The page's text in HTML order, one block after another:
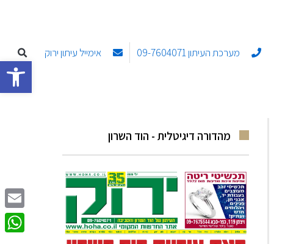
פתח מערכת העיתון 09-7604071 אימייל עיתון ירוק
מהדורה דיגיטלית - הוד השרון